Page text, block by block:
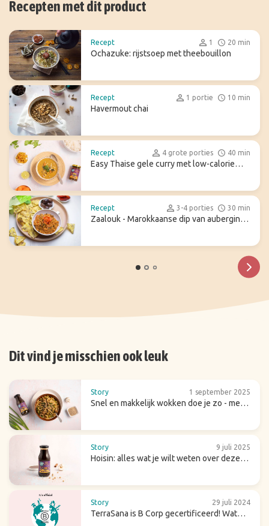
Recepten met dit product
Recept 1 20 min
Ochazuke: rijstsoep met theebouillon
Recept 1 portie 10 min
Havermout chai
Recept 4 grote porties 40 min
Easy Thaise gele curry met low-calorie
Recept 3-4 porties 30 min
Zaalouk - Marokkaanse dip van aubergine
Dit vind je misschien ook leuk
Story 1 september 2025
Snel en makkelijk wokken doe je zo - met
Story 9 juli 2025
Hoisin: alles wat je wilt weten over deze
Story 29 juli 2024
TerraSana is B Corp gecertificeerd! Wat